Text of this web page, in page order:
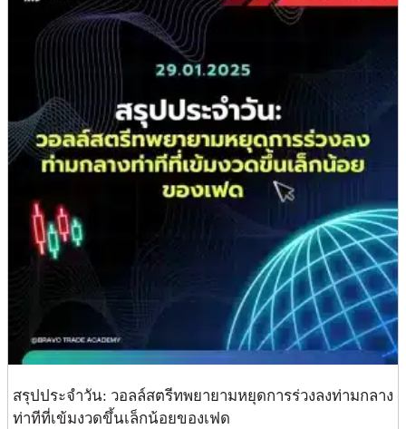
สรุปประจำวัน: วอลล์สตรีทพยายามหยุดการร่วงลงท่ามกลาง
ท่าทีที่เข้มงวดขึ้นเล็กน้อยของเฟด